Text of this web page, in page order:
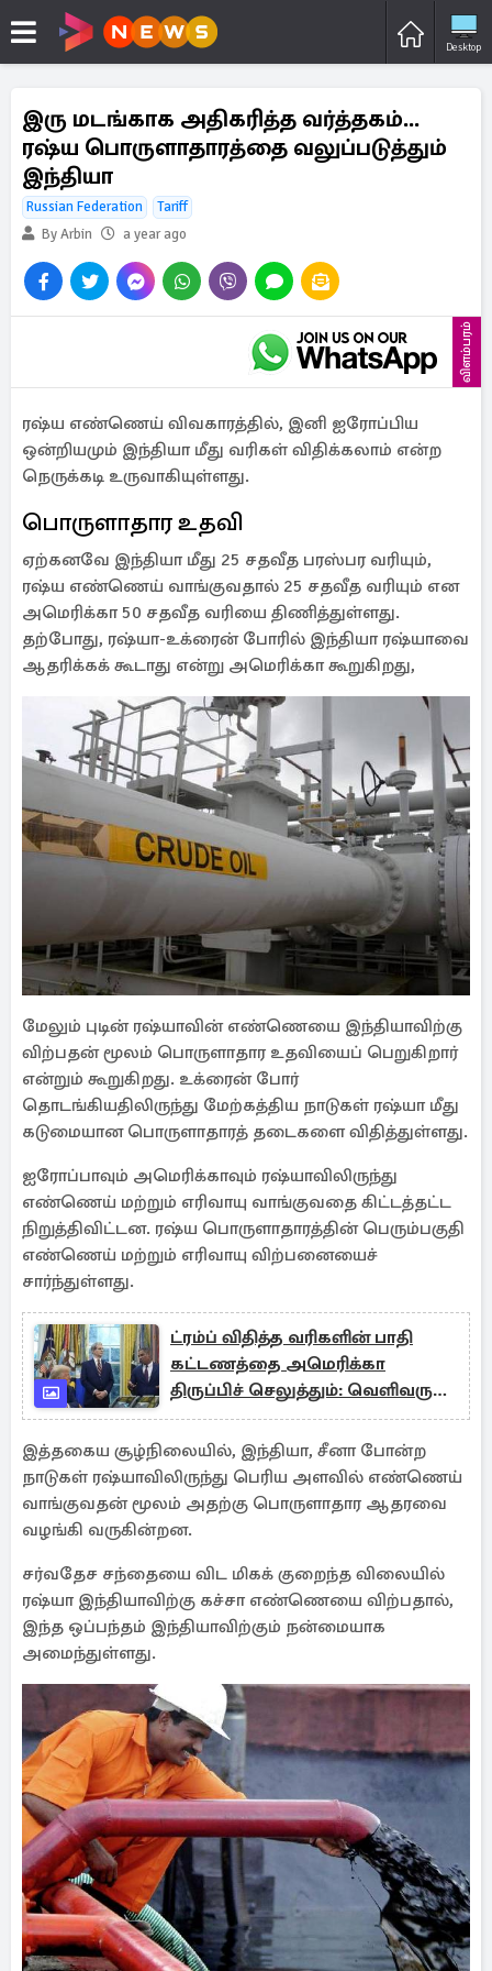
Desktop
இரு மடங்காக அதிகரித்த வர்த்தகம்...
ரஷ்ய பொருளாதாரத்தை வலுப்படுத்தும்
இந்தியா
Russian Federation
Tariff
By Arbin
a year ago
விளம்பரம்
ரஷ்ய எண்ணெய் விவகாரத்தில், இனி ஐரோப்பிய
ஒன்றியமும் இந்தியா மீது வரிகள் விதிக்கலாம் என்ற
நெருக்கடி உருவாகியுள்ளது.
பொருளாதார உதவி
ஏற்கனவே இந்தியா மீது 25 சதவீத பரஸ்பர வரியும்,
ரஷ்ய எண்ணெய் வாங்குவதால் 25 சதவீத வரியும் என
அமெரிக்கா 50 சதவீத வரியை திணித்துள்ளது.
தற்போது, ​​ரஷ்யா-உக்ரைன் போரில் இந்தியா ரஷ்யாவை
ஆதரிக்கக் கூடாது என்று அமெரிக்கா கூறுகிறது,
மேலும் புடின் ரஷ்யாவின் எண்ணெயை இந்தியாவிற்கு
விற்பதன் மூலம் பொருளாதார உதவியைப் பெறுகிறார்
என்றும் கூறுகிறது. உக்ரைன் போர்
தொடங்கியதிலிருந்து மேற்கத்திய நாடுகள் ரஷ்யா மீது
கடுமையான பொருளாதாரத் தடைகளை விதித்துள்ளது.
ஐரோப்பாவும் அமெரிக்காவும் ரஷ்யாவிலிருந்து
எண்ணெய் மற்றும் எரிவாயு வாங்குவதை கிட்டத்தட்ட
நிறுத்திவிட்டன. ரஷ்ய பொருளாதாரத்தின் பெரும்பகுதி
எண்ணெய் மற்றும் எரிவாயு விற்பனையைச்
சார்ந்துள்ளது.
ட்ரம்ப் விதித்த வரிகளின் பாதி
கட்டணத்தை அமெரிக்கா
திருப்பிச் செலுத்தும்: வெளிவரும்
புதிய தகவல்
இத்தகைய சூழ்நிலையில், இந்தியா, சீனா போன்ற
நாடுகள் ரஷ்யாவிலிருந்து பெரிய அளவில் எண்ணெய்
வாங்குவதன் மூலம் அதற்கு பொருளாதார ஆதரவை
வழங்கி வருகின்றன.
சர்வதேச சந்தையை விட மிகக் குறைந்த விலையில்
ரஷ்யா இந்தியாவிற்கு கச்சா எண்ணெயை விற்பதால்,
இந்த ஒப்பந்தம் இந்தியாவிற்கும் நன்மையாக
அமைந்துள்ளது.